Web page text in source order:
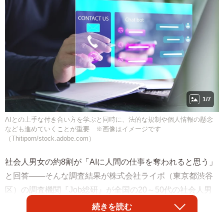
1/7
AIとの上手な付き合い方を学ぶと同時に、法的な規制や個人情報の懸念
なども進めていくことが重要 ※画像はイメージです
（Thitiporn/stock.adobe.com）
社会人男女の約8割が「AIに人間の仕事を奪われると思う」
と回答――そんな調査結果が株式会社ライボ（東京都渋谷
区）の調査機関『Job総研』が全国の20～50代の社会人男
女956人を対象とした「2023年 AIチャットの意識調査」で
続きを読む